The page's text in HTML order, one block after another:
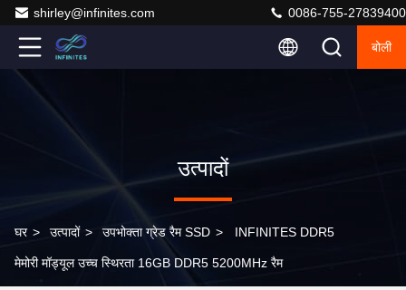
shirley@infinites.com 0086-755-27839400
बोली
उत्पादों
घर > उत्पादों > उपभोक्ता ग्रेड रैम SSD > INFINITES DDR5
मेमोरी मॉड्यूल उच्च स्थिरता 16GB DDR5 5200MHz रैम